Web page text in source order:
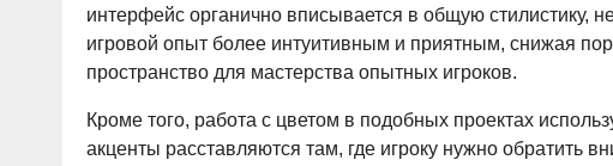
интерфейс органично вписывается в общую стилистику,
игровой опыт более интуитивным и приятным, снижая
пространство для мастерства опытных игроков.
Кроме того, работа с цветом в подобных проектах
акценты расставляются там, где игроку нужно обратить